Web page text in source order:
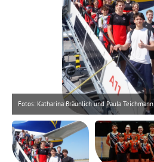
Fotos: Katharina Bräunlich und Paula Teichmann